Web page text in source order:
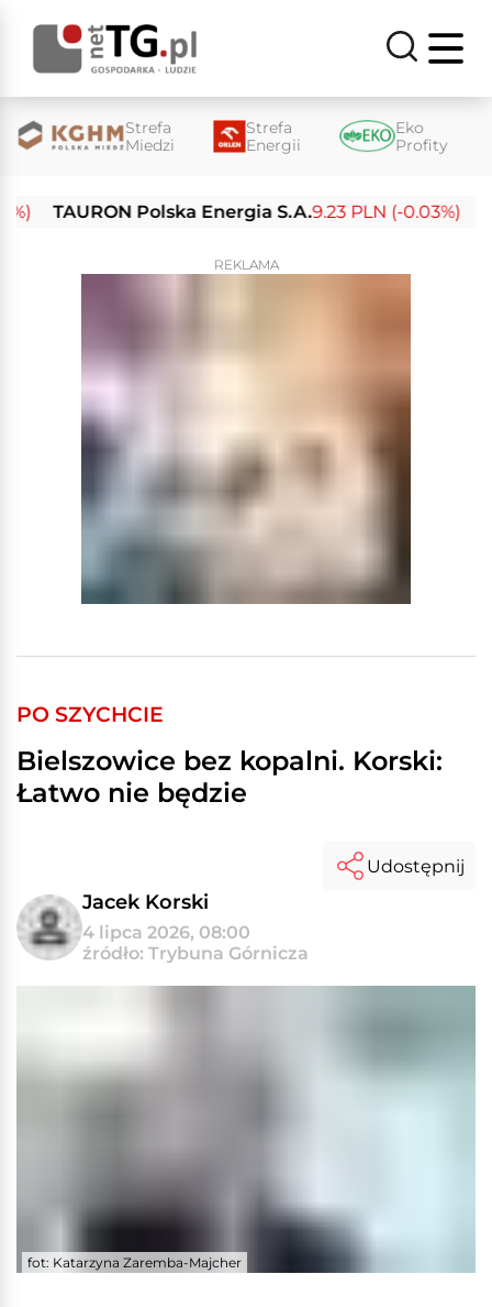
Strefa
Miedzi
Strefa
Energii
Eko
Profity
TAURON Polska Energia S.A.9.23 PLN (-0.03%)
REKLAMA
PO SZYCHCIE
Bielszowice bez kopalni. Korski:
Łatwo nie będzie
Jacek Korski
4 lipca 2026, 08:00
źródło: Trybuna Górnicza
Udostępnij
fot: Katarzyna Zaremba-Majcher